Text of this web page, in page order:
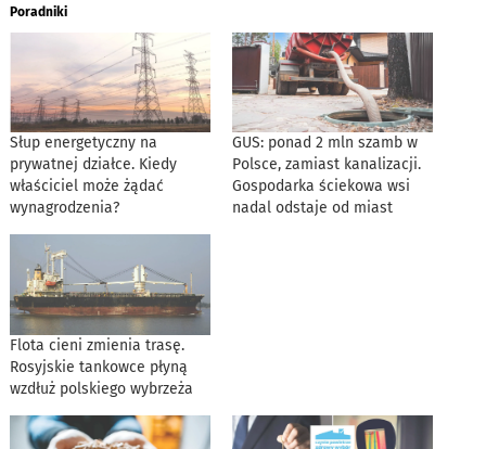
Poradniki
Słup energetyczny na
prywatnej działce. Kiedy
właściciel może żądać
wynagrodzenia?
GUS: ponad 2 mln szamb w
Polsce, zamiast kanalizacji.
Gospodarka ściekowa wsi
nadal odstaje od miast
Flota cieni zmienia trasę.
Rosyjskie tankowce płyną
wzdłuż polskiego wybrzeża